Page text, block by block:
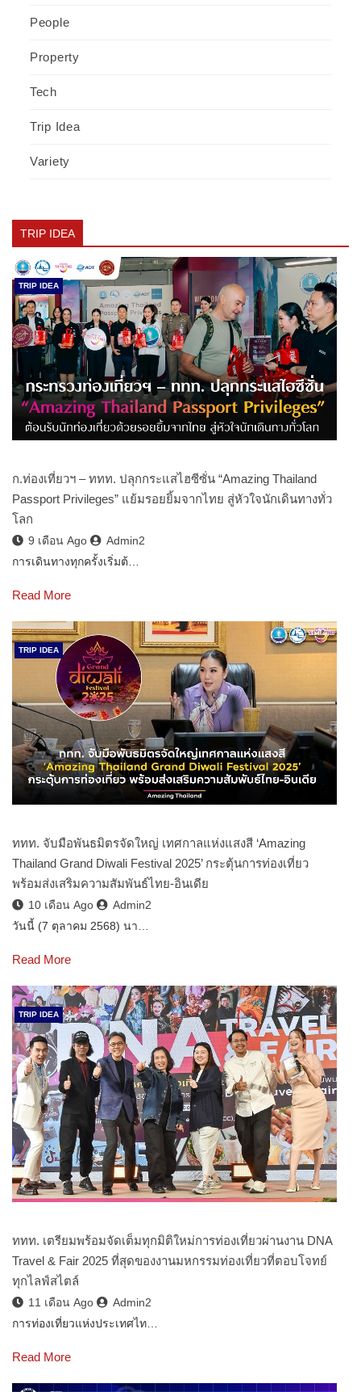
People
Property
Tech
Trip Idea
Variety
TRIP IDEA
TRIP IDEA
ก.ท่องเที่ยวฯ – ททท. ปลุกกระแสไฮซีซั่น “Amazing Thailand
Passport Privileges” แย้มรอยยิ้มจากไทย สู่หัวใจนักเดินทางทั่ว
โลก
9 เดือน Ago
Admin2
การเดินทางทุกครั้งเริ่มต้…
Read More
TRIP IDEA
ททท. จับมือพันธมิตรจัดใหญ่ เทศกาลแห่งแสงสี ‘Amazing
Thailand Grand Diwali Festival 2025’ กระตุ้นการท่องเที่ยว
พร้อมส่งเสริมความสัมพันธ์ไทย-อินเดีย
10 เดือน Ago
Admin2
วันนี้ (7 ตุลาคม 2568) นา…
Read More
TRIP IDEA
ททท. เตรียมพร้อมจัดเต็มทุกมิติใหม่การท่องเที่ยวผ่านงาน DNA
Travel & Fair 2025 ที่สุดของงานมหกรรมท่องเที่ยวที่ตอบโจทย์
ทุกไลฟ์สไตล์
11 เดือน Ago
Admin2
การท่องเที่ยวแห่งประเทศไท…
Read More